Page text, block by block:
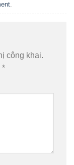
.
công khai.
*